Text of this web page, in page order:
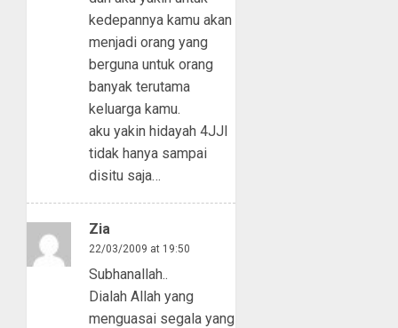
kedepannya kamu akan
menjadi orang yang
berguna untuk orang
banyak terutama
keluarga kamu.
aku yakin hidayah 4JJI
tidak hanya sampai
disitu saja…
Zia
22/03/2009 at 19:50
Subhanallah..
Dialah Allah yang
menguasai segala yang